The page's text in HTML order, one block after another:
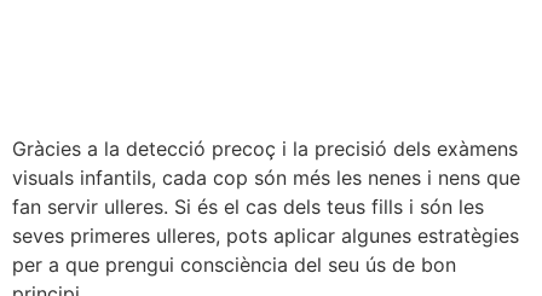
Gràcies a la detecció precoç i la precisió dels exàmens
visuals infantils, cada cop són més les nenes i nens que
fan servir ulleres. Si és el cas dels teus fills i són les
seves primeres ulleres, pots aplicar algunes estratègies
per a que prengui consciència del seu ús de bon